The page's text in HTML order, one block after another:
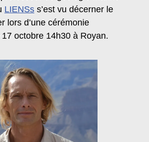
LIENSs s’est vu décerner le
lors d’une cérémonie
octobre 14h30 à Royan.